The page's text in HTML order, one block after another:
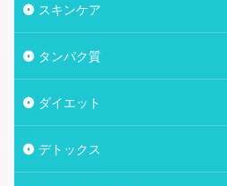
スキンケア
タンパク質
ダイエット
デトックス